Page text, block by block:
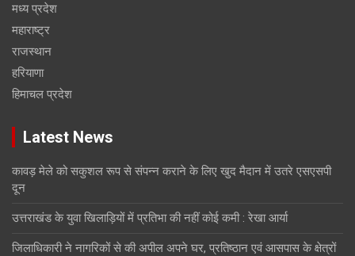
मध्य प्रदेश
महाराष्ट्र
राजस्थान
हरियाणा
हिमाचल प्रदेश
Latest News
कावड़ मेले को सकुशल रूप से संपन्न कराने के लिए खुद मैदान में उतरे एसएसपी
दून
उत्तराखंड के युवा खिलाड़ियों में प्रतिभा की नहीं कोई कमी : रेखा आर्या
जिलाधिकारी ने नागरिकों से की अपील अपने घर, प्रतिष्ठान एवं आसपास के क्षेत्रों